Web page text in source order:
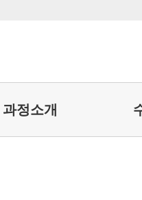
과정소개